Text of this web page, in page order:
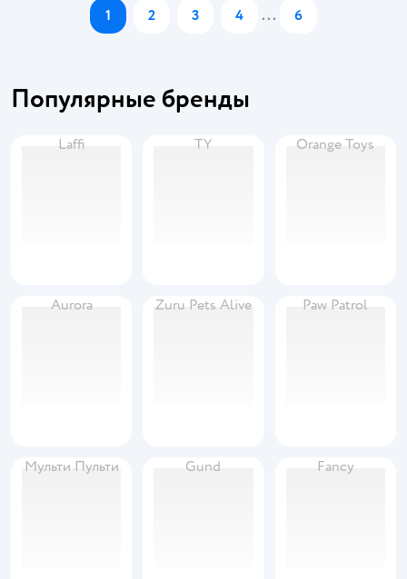
1 2 3 4 ... 6
Популярные бренды
Laffi TY Orange Toys
Aurora Zuru Pets Alive Paw Patrol
Мульти Пульти Gund Fancy